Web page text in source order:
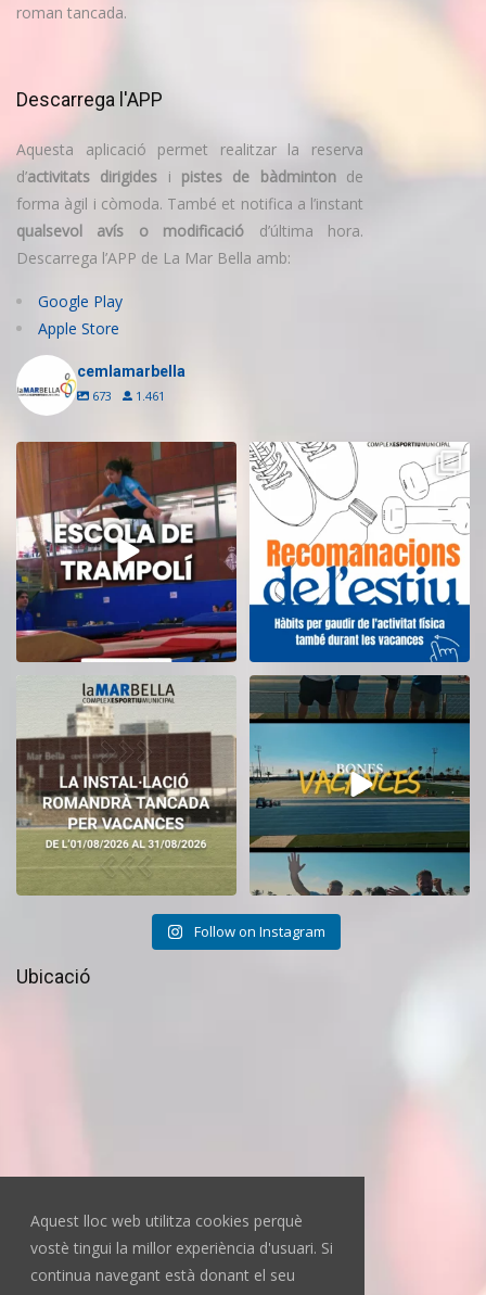
Aquest lloc web utilitza cookies perquè
vostè tingui la millor experiència d'usuari. Si
continua navegant està donant el seu
roman tancada.
Descarrega l'APP
Aquesta aplicació permet realitzar la reserva
d’activitats dirigides i pistes de bàdmintonde
forma àgil i còmoda. També et notifica a l’instant
qualsevol avís o modificació d’última hora.
Descarrega l’APP de La Mar Bella amb:
Google Play
Apple Store
cemlamarbella
673 1.461
Inscriu-te a l’Escola de Trampolí
del CEM
11 0
Aquest estiu, continua movent-te
i cuidant-te! ...
5 0
El CEM La Mar Bella romandrà
tancat durant el...
11
Tanquem una nova temporada al
CEM La Mar Bella. ...
Follow on Instagram
Ubicació